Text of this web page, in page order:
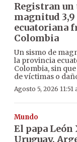
Registran
magnitud
ecuatoriana
Colombia
Un sismo de
la provincia
Colombia, sin
de víctimas o
Agosto 5, 2026 11:51
Mundo
El papa
Uruguay,